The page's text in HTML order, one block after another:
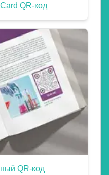
QR-код
QR-код